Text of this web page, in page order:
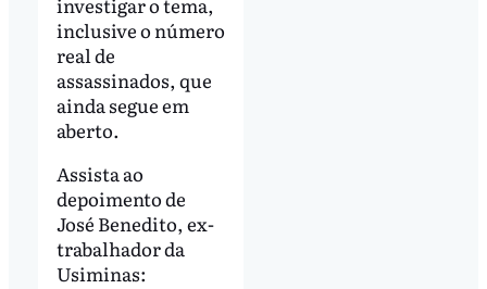
inclusive o número
real de
assassinados, que
ainda segue em
aberto.
Assista ao
depoimento de
José Benedito, ex-
trabalhador da
Usiminas: